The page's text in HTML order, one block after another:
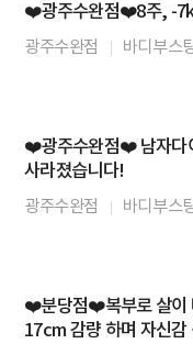
❤️광주수완점❤️8주, -
광주수완점 바디부스
❤️광주수완점❤️ 남자다
사라졌습니다!
광주수완점 바디부스
❤️분당점❤️복부로 살이
17cm 감량 하며 자신감